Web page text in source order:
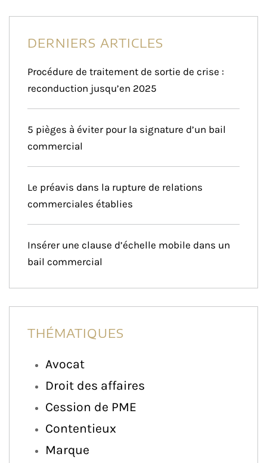
DERNIERS ARTICLES
Procédure de traitement de sortie de crise :
reconduction jusqu’en 2025
5 pièges à éviter pour la signature d’un bail
commercial
Le préavis dans la rupture de relations
commerciales établies
Insérer une clause d’échelle mobile dans un
bail commercial
THÉMATIQUES
Avocat
Droit des affaires
Cession de PME
Contentieux
Marque